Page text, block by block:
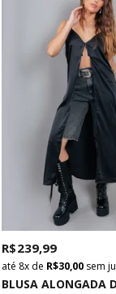
R$ 239,99
8x de R$ 30,00 sem